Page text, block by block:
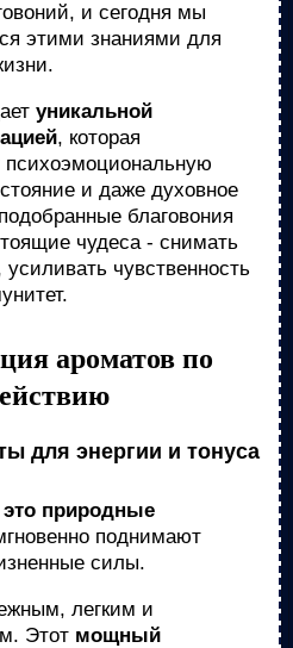
и сегодня мы
этими знаниями для
уникальной
, которая
психоэмоциональную
и даже духовное
благовония
чудеса - снимать
чувственность
ароматов по
для энергии и тонуса
природные
поднимают
силы.
легким и
Этот мощный